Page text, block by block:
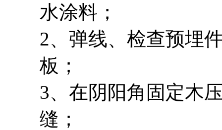
水涂料；
2、弹线、检查预埋
板；
3、在阴阳角固定木
缝；